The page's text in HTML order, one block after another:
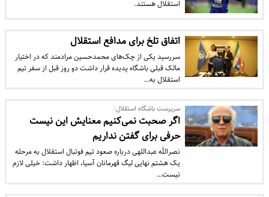
استقلال هستند.
اتفاق تلخ برای مدافع استقلال
سررسید یکی از چک‌های محمدحسین مرادمند که در اختیار
مالک قبلی باشگاه پدیده قرار داشت دو روز قبل از سفر تیم
استقلال به…
سرپرست باشگاه استقلال:
اگر صحبت نمی‌کنیم معنایش این نیست
حرفی برای گفتن نداریم
نصرالله عبداللهی درباره صعود تیم فوتبال استقلال به مرحله
یک هشتم نهایی لیگ قهرمانان آسیا، اظهار داشت: خیلی لازم
نیست…